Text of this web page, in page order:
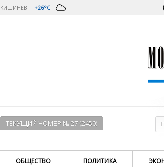
КИШИНЁВ +26°C
ТЕКУЩИЙ НОМЕР № 27 (2450)
ОБЩЕСТВО ПОЛИТИКА